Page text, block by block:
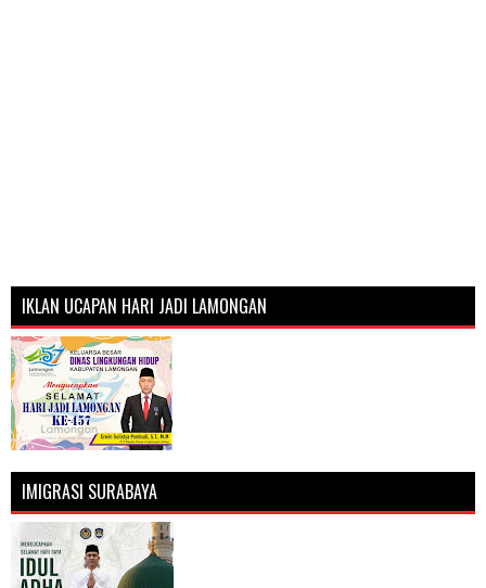
IKLAN UCAPAN HARI JADI LAMONGAN
IMIGRASI SURABAYA